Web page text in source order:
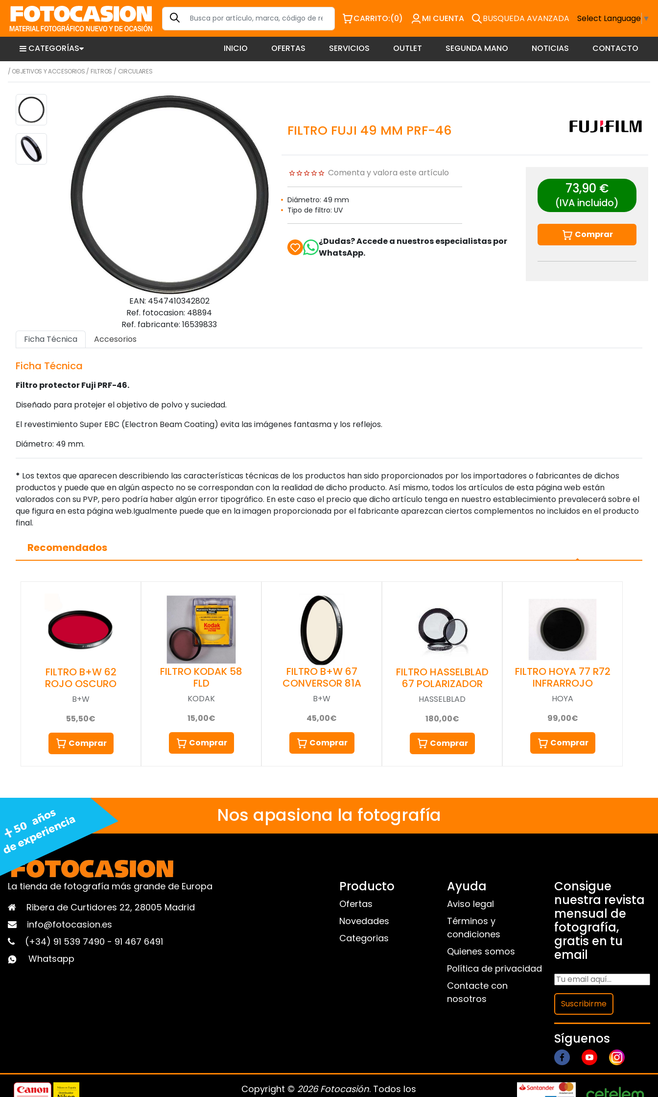
CARRITO:(0) MI CUENTA BUSQUEDA AVANZADA Select Language ▼
CATEGORÍAS INICIO OFERTAS SERVICIOS OUTLET SEGUNDA MANO NOTICIAS CONTACTO
/ OBJETIVOS Y ACCESORIOS / FILTROS / CIRCULARES
EAN: 4547410342802
Ref. fotocasion: 48894
Ref. fabricante: 16539833
FILTRO FUJI 49 MM PRF-46
Comenta y valora este artículo
Diámetro: 49 mm
Tipo de filtro: UV
¿Dudas? Accede a nuestros especialistas por
WhatsApp.
73,90 €
(IVA incluido)
Comprar
Ficha Técnica Accesorios
Ficha Técnica
Filtro protector Fuji PRF-46.
Diseñado para protejer el objetivo de polvo y suciedad.
El revestimiento Super EBC (Electron Beam Coating) evita las imágenes fantasma y los reflejos.
Diámetro: 49 mm.
* Los textos que aparecen describiendo las características técnicas de los productos han sido proporcionados por los importadores o fabricantes de dichos
productos y puede que en algún aspecto no se correspondan con la realidad de dicho producto. Así mismo, todos los artículos de esta página web están
valorados con su PVP, pero podría haber algún error tipográfico. En este caso el precio que dicho artículo tenga en nuestro establecimiento prevalecerá sobre el
que figura en esta página web.Igualmente puede que en la imagen proporcionada por el fabricante aparezcan ciertos complementos no incluidos en el producto
final.
Recomendados
FILTRO B+W 62
ROJO OSCURO
B+W
55,50€
Comprar
FILTRO KODAK 58
FLD
KODAK
15,00€
Comprar
FILTRO B+W 67
CONVERSOR 81A
B+W
45,00€
Comprar
FILTRO HASSELBLAD
67 POLARIZADOR
HASSELBLAD
180,00€
Comprar
FILTRO HOYA 77 R72
INFRARROJO
HOYA
99,00€
Comprar
Nos apasiona la fotografía
La tienda de fotografía más grande de Europa
Ribera de Curtidores 22, 28005 Madrid
info@fotocasion.es
(+34) 91 539 7490 - 91 467 6491
Whatsapp
Producto
Ofertas
Novedades
Categorias
Ayuda
Aviso legal
Términos y
condiciones
Quienes somos
Política de privacidad
Contacte con
nosotros
Consigue
nuestra revista
mensual de
fotografía,
gratis en tu
email
Suscribirme
Síguenos
Copyright © 2026 Fotocasión. Todos los